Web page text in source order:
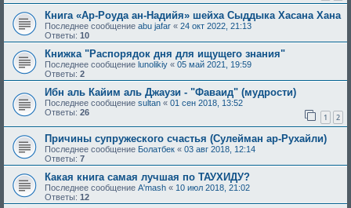
Книга «Ар-Роуда ан-Надийя» шейха Сыддыка Хасана Хана
Последнее сообщение abu jafar « 24 окт 2022, 21:13
Ответы: 10
Книжка "Распорядок дня для ищущего знания"
Последнее сообщение lunolikiy « 05 май 2021, 19:59
Ответы: 2
Ибн аль Кайим аль Джаузи - "Фаваид" (мудрости)
Последнее сообщение sultan « 01 сен 2018, 13:52
Ответы: 26 1 2
Причины супружеского счастья (Сулейман ар-Рухайли)
Последнее сообщение Болатбек « 03 авг 2018, 12:14
Ответы: 7
Какая книга самая лучшая по ТАУХИДУ?
Последнее сообщение A'mash « 10 июл 2018, 21:02
Ответы: 12